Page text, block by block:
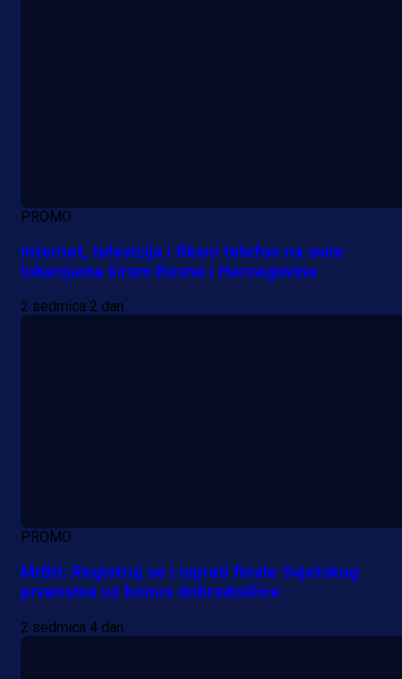
PROMO
Internet, televizija i fiksni telefon na svim
lokacijama širom Bosne i Hercegovine
2 sedmica 2 dan
PROMO
MrBit: Registruj se i isprati finale Svjetskog
prvenstva uz bonus dobrodošlice
2 sedmica 4 dan